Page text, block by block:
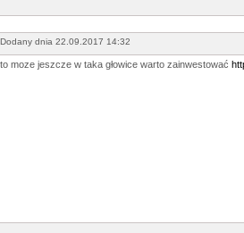
Dodany dnia 22.09.2017 14:32
to moze jeszcze w taka głowice warto zainwestować